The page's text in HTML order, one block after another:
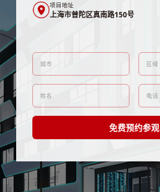
项目地址
上海市普陀区真南路150号
免费预约参观